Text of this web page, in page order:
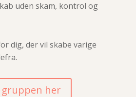
uden skam, kontrol og
dig, der vil skabe varige
gruppen her